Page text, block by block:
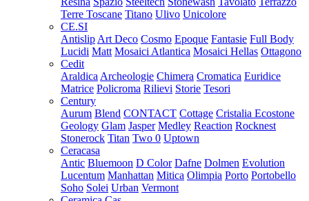
Terre Toscane Titano Ulivo Unicolore
CE.SI
Antislip Art Deco Cosmo Epoque Fantasie Full Body
Lucidi Matt Mosaici Atlantica Mosaici Hellas Ottagono
Cedit
Araldica Archeologie Chimera Cromatica Euridice
Matrice Policroma Rilievi Storie Tesori
Century
Aurum Blend CONTACT Cottage Cristalia Ecostone
Geology Glam Jasper Medley Reaction Rocknest
Stonerock Titan Two 0 Uptown
Ceracasa
Antic Bluemoon D Color Dafne Dolmen Evolution
Lucentum Manhattan Mitica Olimpia Porto Portobello
Soho Solei Urban Vermont